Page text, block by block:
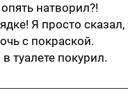
натворил?!
Я просто
с покраской.
туалете покурил.